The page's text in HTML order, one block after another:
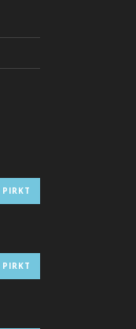
PIRKT
PIRKT